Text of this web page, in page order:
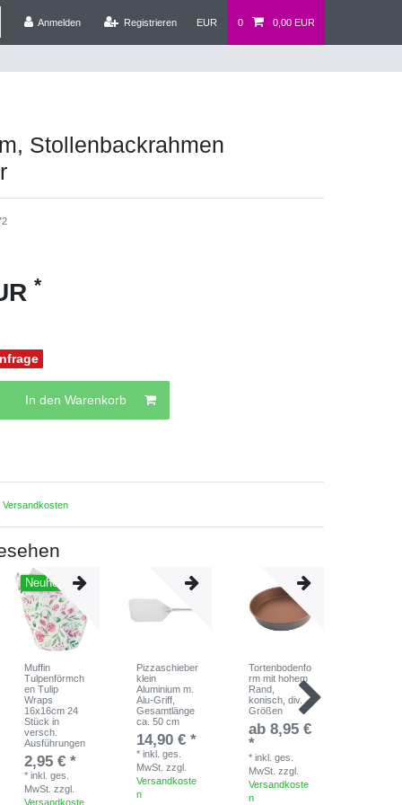
Anmelden Registrieren EUR 0 0,00 EUR
Stollenbackrahmen
*
In den Warenkorb
Versandkosten
Neuheit
Muffin
Tulpenförmch
en Tulip
Wraps
16x16cm 24
Stück in
versch.
Ausführungen
2,95 € *
*inkl. ges.
MwSt. zzgl.
Versandkoste
Pizzaschieber
klein
Aluminium m.
Alu-Griff,
Gesamtlänge
ca. 50 cm
14,90 € *
*inkl. ges.
MwSt. zzgl.
Versandkoste
n
Tortenbodenfo
rm mit hohem
Rand,
konisch, div.
Größen
ab 8,95 €
*
*inkl. ges.
MwSt. zzgl.
Versandkoste
n